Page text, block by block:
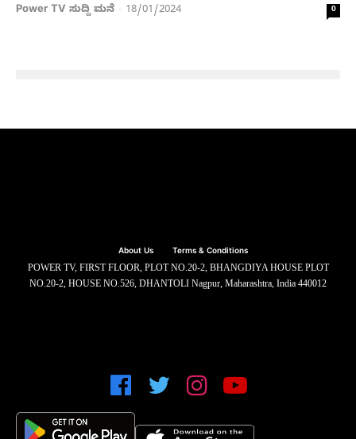
Power TV ಸುದ್ದಿ ಮನೆ - 18/01/2024 0
About Us Terms & Conditions
POWER TV, FIRST FLOOR, PLOT NO.20-2, BHANGDIYA HOUSE PLOT
NO.20-2, HOUSE NO.526, DHANTOLI Nagpur, Maharashtra, India 440012